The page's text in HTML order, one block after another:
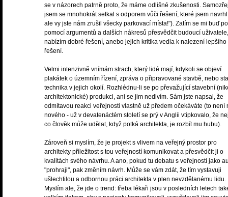
se v názorech patrně proto, že máme odlišné zkušenosti.
jsem se mnohokrát setkal s odporem vůči řešení, které jsem
ale vy jste nám zrušil všecky parkovací místa!"). Zatím se mi buď
pomocí argumentů a dalších nákresů přesvědčit budoucí
nabízím dobré řešení, anebo jejich kritika vedla k nalezení lepšího
řešení.
Velmi intenzivně vnímám strach, který lidé mají, kdykoli se objeví
plakátek o územním řízení, zpráva o připravované stavbě, nebo
technika v jejich okolí. Rozhlédnu-li se po převažující stavební
architektonické) produkci, ani se jim nedivím. Sám jste napsal, že
odmítavou reakci veřejnosti vlastně už předem očekáváte (to není
nového - už v devatenáctém století se prý v Anglii vtipkovalo, že
co člověk může udělat, když potká architekta, je rozbít mu hubu).
Zároveň si myslím, že je projekt s vlivem na veřejný prostor pro
architekty příležitost s tou veřejností komunikovat a přesvědčit ji o
kvalitách svého návrhu. A ano, pokud tu debatu s veřejností jako
"prohraji", pak změním návrh. Může se vám zdát, že tím vystavuji
ušlechtilou a odbornou práci architekta v plen nevzdělanému lidu.
Myslím ale, že jde o trend: třeba lékaři jsou v posledních letech